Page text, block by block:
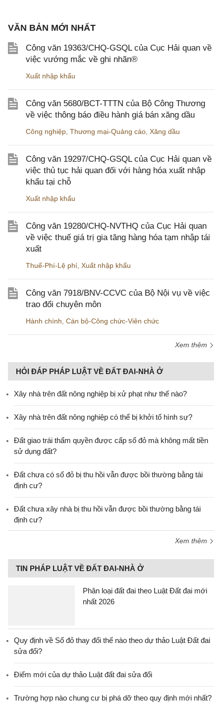
VĂN BẢN MỚI NHẤT
Công văn 19363/CHQ-GSQL của Cục Hải quan về
việc vướng mắc về ghi nhãn®
Xuất nhập khẩu
Công văn 5680/BCT-TTTN của Bộ Công Thương
về việc thông báo điều hành giá bán xăng dầu
Công nghiệp Thương mại-Quảng cáo Xăng dầu
Công văn 19297/CHQ-GSQL của Cục Hải quan về
việc thủ tục hải quan đối với hàng hóa xuất nhập
khẩu tại chỗ
Xuất nhập khẩu
Công văn 19280/CHQ-NVTHQ của Cục Hải quan
về việc thuế giá trị gia tăng hàng hóa tạm nhập tái
xuất
Thuế-Phí-Lệ phí Xuất nhập khẩu
Công văn 7918/BNV-CCVC của Bộ Nội vụ về việc
trao đổi chuyên môn
Hành chính Cán bộ-Công chức-Viên chức
Xem thêm
HỎI ĐÁP PHÁP LUẬT VỀ ĐẤT ĐAI-NHÀ Ở
Xây nhà trên đất nông nghiệp bị xử phạt như thế nào?
Xây nhà trên đất nông nghiệp có thể bị khởi tố hình sự?
Đất giao trái thẩm quyền được cấp sổ đỏ mà không mất tiền
sử dụng đất?
Đất chưa có sổ đỏ bị thu hồi vẫn được bồi thường bằng tái
định cư?
Đất chưa xây nhà bị thu hồi vẫn được bồi thường bằng tái
định cư?
Xem thêm
TIN PHÁP LUẬT VỀ ĐẤT ĐAI-NHÀ Ở
Phân loại đất đai theo Luật Đất đai mới
nhất 2026
Quy định về Sổ đỏ thay đổi thế nào theo dự thảo Luật Đất đai
sửa đổi?
Điểm mới của dự thảo Luật đất đai sửa đổi
Trường hợp nào chung cư bị phá dỡ theo quy định mới nhất?